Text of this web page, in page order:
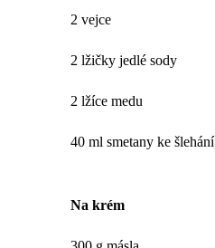
2 vejce
2 lžičky jedlé sody
2 lžíce medu
40 ml smetany ke šlehání
Na krém